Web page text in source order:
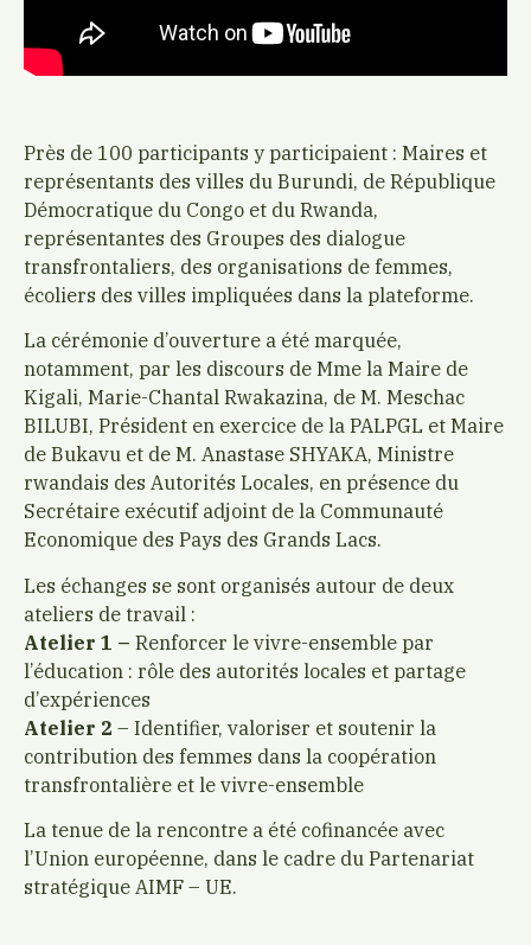
Près de 100 participants y participaient : Maires et
représentants des villes du Burundi, de République
Démocratique du Congo et du Rwanda,
représentantes des Groupes des dialogue
transfrontaliers, des organisations de femmes,
écoliers des villes impliquées dans la plateforme.
La cérémonie d’ouverture a été marquée,
notamment, par les discours de Mme la Maire de
Kigali, Marie-Chantal Rwakazina, de M. Meschac
BILUBI, Président en exercice de la PALPGL et Maire
de Bukavu et de M. Anastase SHYAKA, Ministre
rwandais des Autorités Locales, en présence du
Secrétaire exécutif adjoint de la Communauté
Economique des Pays des Grands Lacs.
Les échanges se sont organisés autour de deux
ateliers de travail :
Atelier 1 – Renforcer le vivre-ensemble par
l’éducation : rôle des autorités locales et partage
d’expériences
Atelier 2 – Identifier, valoriser et soutenir la
contribution des femmes dans la coopération
transfrontalière et le vivre-ensemble
La tenue de la rencontre a été cofinancée avec
l’Union européenne, dans le cadre du Partenariat
stratégique AIMF – UE.